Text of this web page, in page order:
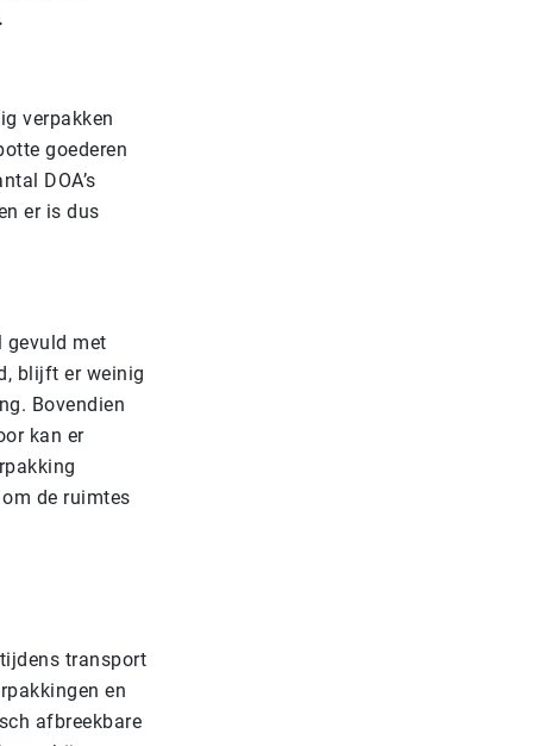
verpakken
goederen
DOA’s
er is dus
gevuld met
blijft er weinig
Bovendien
kan er
de ruimtes
transport
en
afbreekbare